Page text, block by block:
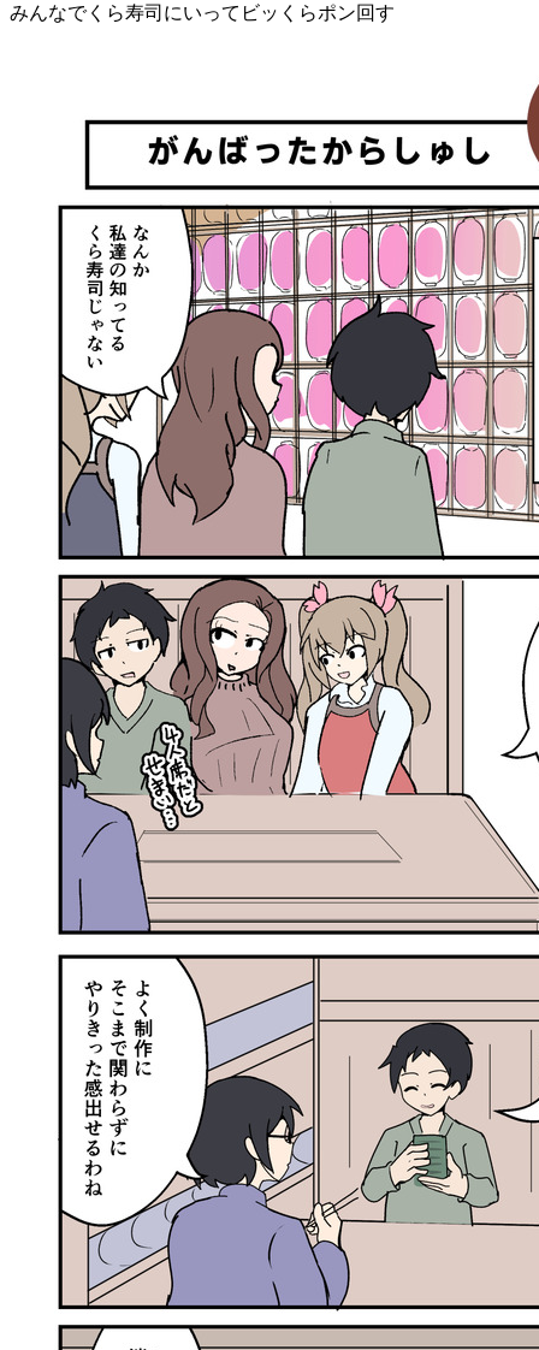
みんなでくら寿司にいってビッくらポン回す